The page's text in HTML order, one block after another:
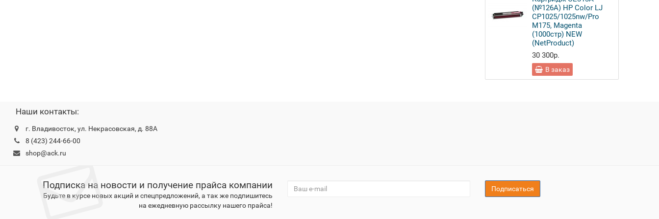
(№126А) HP Color LJ
CP1025/1025nw/Pro
M175, Magenta
(1000стр) NEW
(NetProduct)
30 300р.
В заказ
Наши контакты:
г. Владивосток, ул. Некрасовская, д. 88А
8 (423) 244-66-00
shop@ack.ru
Подписка на новости и получение прайса компании
Будьте в курсе новых акций и спецпредложений, а так же подпишитесь
на ежедневную рассылку нашего прайса!
Подписаться